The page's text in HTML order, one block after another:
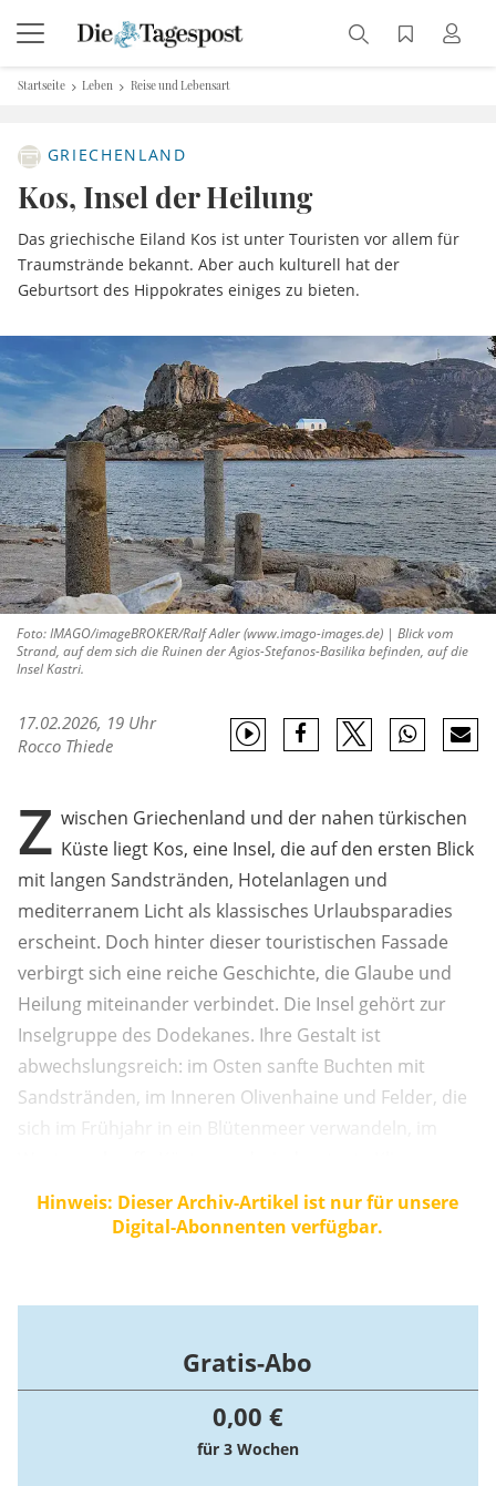
Startseite Leben Reise und Lebensart
GRIECHENLAND
Kos, Insel der Heilung
Das griechische Eiland Kos ist unter Touristen vor allem für
Traumstrände bekannt. Aber auch kulturell hat der
Geburtsort des Hippokrates einiges zu bieten.
Foto: IMAGO/imageBROKER/Ralf Adler (www.imago-images.de) | Blick vom
Strand, auf dem sich die Ruinen der Agios-Stefanos-Basilika befinden, auf die
Insel Kastri.
17.02.2026, 19 Uhr
Rocco Thiede
Z wischen Griechenland und der nahen türkischen
Küste liegt Kos, eine Insel, die auf den ersten Blick
mit langen Sandstränden, Hotelanlagen und
mediterranem Licht als klassisches Urlaubsparadies
erscheint. Doch hinter dieser touristischen Fassade
verbirgt sich eine reiche Geschichte, die Glaube und
Heilung miteinander verbindet. Die Insel gehört zur
Inselgruppe des Dodekanes. Ihre Gestalt ist
abwechslungsreich: im Osten sanfte Buchten mit
Sandstränden, im Inneren Olivenhaine und Felder, die
sich im Frühjahr in ein Blütenmeer verwandeln, im
Über allem thront der Gebirgszug des Dikeos, dessen
höchster Gipfel mit knapp 850 Metern das Rückgrat
Hinweis: Dieser Archiv-Artikel ist nur für unsere
Digital-Abonnenten verfügbar.
Gratis-Abo
0,00 €
für 3 Wochen